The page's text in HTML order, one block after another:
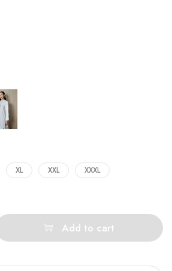
XL XXL XXXL
Add to cart